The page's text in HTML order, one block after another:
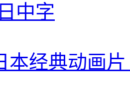
中字
本经典动画